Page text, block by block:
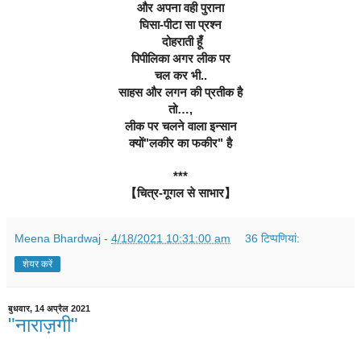
और अपना वही पुराना
घिसा-पीटा सा प्रश्न
दोहराती हूँ
पिपीलिका अगर लीक पर
चल कर भी..
साहस और लगन की प्रतीक है
तो…,
लीक पर चलने वाला इन्सान
क्यों"लकीर का फकीर" है
***
【चित्र-गूगल से साभार】
Meena Bhardwaj - 4/18/2021 10:31:00 am 36 टिप्‍पणियां:
शेयर करें
बुधवार, 14 अप्रैल 2021
"नाराज़गी"